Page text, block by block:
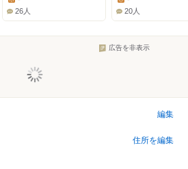
Lunch:
26人
Lunch:
20人
広告を非表示
編集
住所を編集